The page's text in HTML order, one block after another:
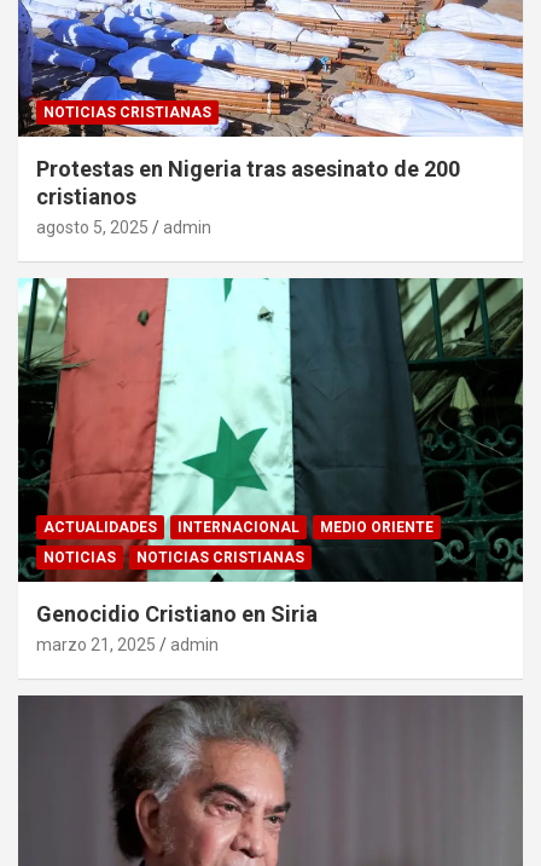
NOTICIAS CRISTIANAS
Protestas en Nigeria tras asesinato de 200
cristianos
agosto 5, 2025 admin
ACTUALIDADES INTERNACIONAL
MEDIO ORIENTE
NOTICIAS
NOTICIAS CRISTIANAS
Genocidio Cristiano en Siria
marzo 21, 2025 admin